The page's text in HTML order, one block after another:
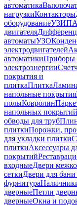
автоматика
нагрузкиКонтакторы
оборудованиеУЗИП
двигателя
автоматыУЗО
электродвигателей
автоматикиПриборы
электроэнергии
покрытия и
плиткаПлитка
напольные покрытия
полыКовролин
напольных
обводы для труб
плиткиПорожки,
для укладки плитки
плиткиАксессуары
покрытий
входныеДвери
сеткиДвери для
фурнитура
дверныеПетли
дверныеОкна и